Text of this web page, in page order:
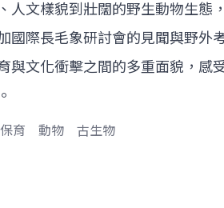
人文樣貌到壯闊的野生動物生態
國際長毛象研討會的見聞與野外
與文化衝擊之間的多重面貌，感
育 動物 古生物